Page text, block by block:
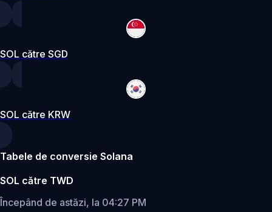
SOL către SGD
SOL către KRW
Tabele de conversie Solana
SOL către TWD
Începând de astăzi, la 04:27 PM